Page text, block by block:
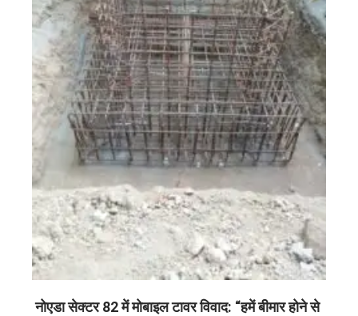
नोएडा सेक्टर 82 में मोबाइल टावर विवाद: “हमें बीमार होने से